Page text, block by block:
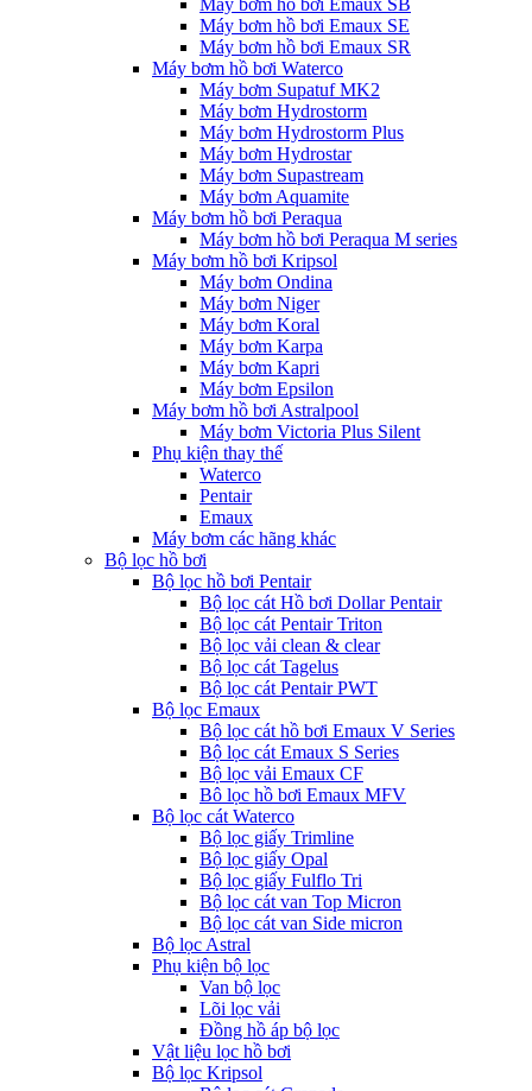
Máy bơm hồ bơi Emaux SB
Máy bơm hồ bơi Emaux SE
Máy bơm hồ bơi Emaux SR
Máy bơm hồ bơi Waterco
Máy bơm Supatuf MK2
Máy bơm Hydrostorm
Máy bơm Hydrostorm Plus
Máy bơm Hydrostar
Máy bơm Supastream
Máy bơm Aquamite
Máy bơm hồ bơi Peraqua
Máy bơm hồ bơi Peraqua M series
Máy bơm hồ bơi Kripsol
Máy bơm Ondina
Máy bơm Niger
Máy bơm Koral
Máy bơm Karpa
Máy bơm Kapri
Máy bơm Epsilon
Máy bơm hồ bơi Astralpool
Máy bơm Victoria Plus Silent
Phụ kiện thay thế
Waterco
Pentair
Emaux
Máy bơm các hãng khác
Bộ lọc hồ bơi
Bộ lọc hồ bơi Pentair
Bộ lọc cát Hồ bơi Dollar Pentair
Bộ lọc cát Pentair Triton
Bộ lọc vải clean & clear
Bộ lọc cát Tagelus
Bộ lọc cát Pentair PWT
Bộ lọc Emaux
Bộ lọc cát hồ bơi Emaux V Series
Bộ lọc cát Emaux S Series
Bộ lọc vải Emaux CF
Bô lọc hồ bơi Emaux MFV
Bộ lọc cát Waterco
Bộ lọc giấy Trimline
Bộ lọc giấy Opal
Bộ lọc giấy Fulflo Tri
Bộ lọc cát van Top Micron
Bộ lọc cát van Side micron
Bộ lọc Astral
Phụ kiện bộ lọc
Van bộ lọc
Lõi lọc vải
Đồng hồ áp bộ lọc
Vật liệu lọc hồ bơi
Bộ lọc Kripsol